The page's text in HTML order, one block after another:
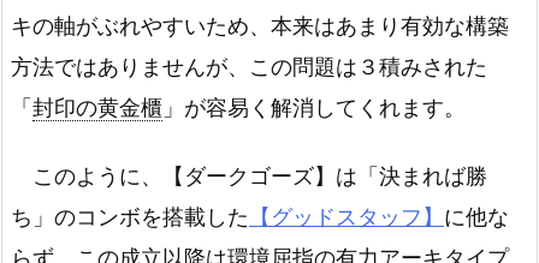
キの軸がぶれやすいため、本来はあまり有効な構築
方法ではありませんが、この問題は３積みされた
「 封印の黄金櫃 」が容易く解消してくれます。
このように、【ダークゴーズ】は「決まれば勝
ち」のコンボを搭載した 【グッドスタッフ】 に他な